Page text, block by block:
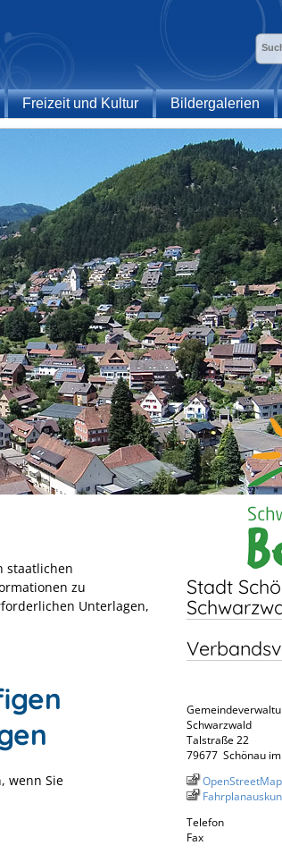
Freizeit und Kultur Bildergalerien
staatlichen
zu
Unterlagen,
wenn Sie
Stadt
Schwarzwald
Talstraße 22
79677 Schönau
OpenStreetMap
Telefon
Fax